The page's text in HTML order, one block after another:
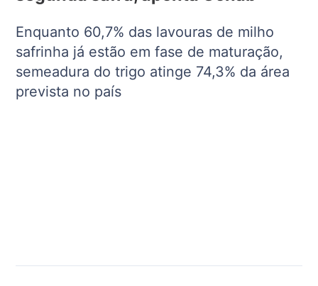
Enquanto 60,7% das lavouras de milho
safrinha já estão em fase de maturação,
semeadura do trigo atinge 74,3% da área
prevista no país